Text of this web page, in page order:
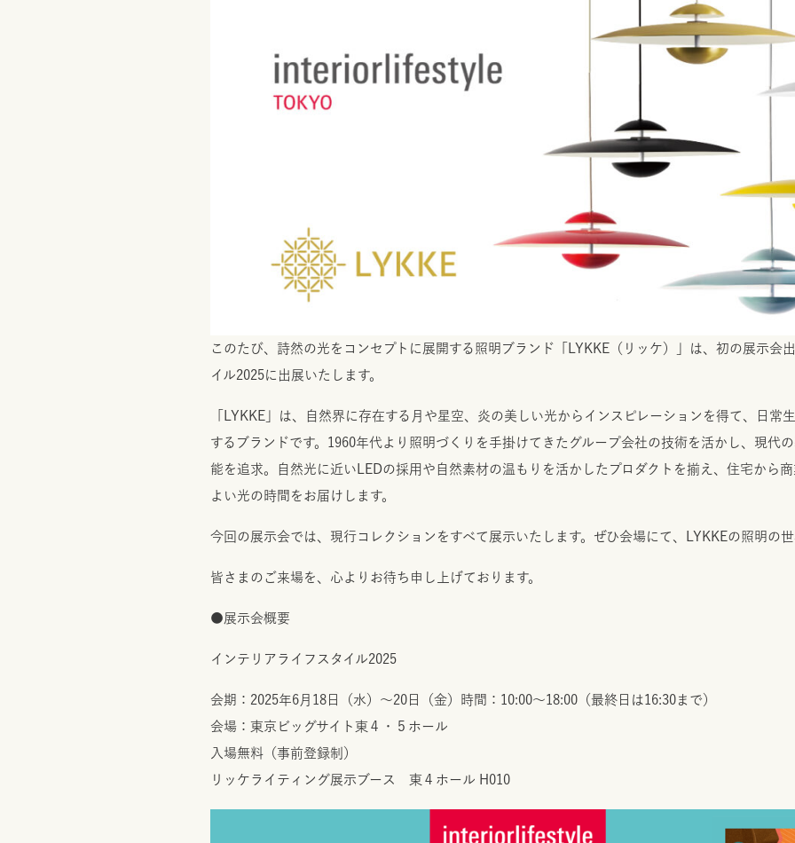
このたび、詩然の光をコンセプトに展開する照明ブランド「LYKKE（リッケ）」は、初の展示会
イル2025に出展いたします。
「LYKKE」は、自然界に存在する月や星空、炎の美しい光からインスピレーションを得て、日常
するブランドです。1960年代より照明づくりを手掛けてきたグループ会社の技術を活かし、現代
能を追求。自然光に近いLEDの採用や自然素材の温もりを活かしたプロダクトを揃え、住宅から
よい光の時間をお届けします。
今回の展示会では、現行コレクションをすべて展示いたします。ぜひ会場にて、LYKKEの照明の
皆さまのご来場を、心よりお待ち申し上げております。
●展示会概要
インテリアライフスタイル2025
会期：2025年6月18日（水）～20日（金）時間：10:00～18:00（最終日は16:30まで）
会場：東京ビッグサイト東４・５ホール
入場無料（事前登録制）
リッケライティング展示ブース 東４ホール H010